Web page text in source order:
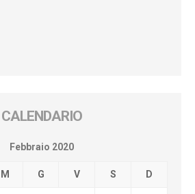
CALENDARIO
Febbraio 2020
M G V S D